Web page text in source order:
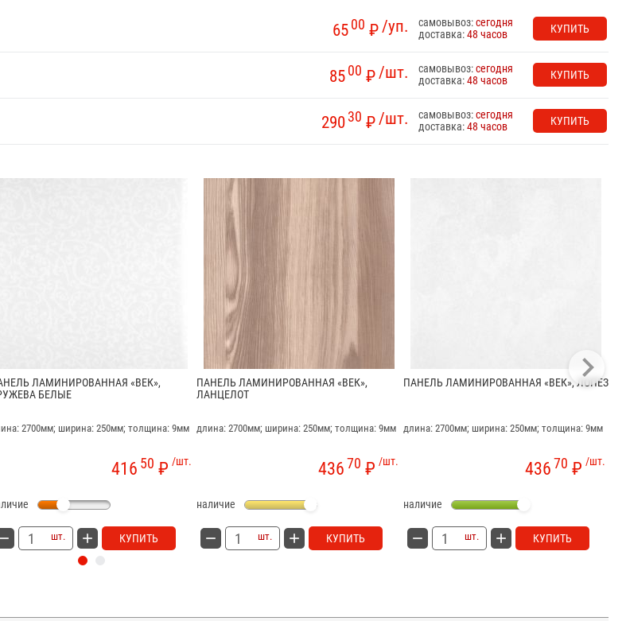
/уп.
65 00 ₽ самовывоз:сегодня
доставка:48 часов КУПИТЬ
/шт.
85 00 ₽ самовывоз:сегодня
доставка:48 часов КУПИТЬ
/шт.
290 30 ₽ самовывоз:сегодня
доставка:48 часов КУПИТЬ
ЛАМИНИРОВАННАЯ «ВЕК»,
БЕЛЫЕ
2700мм; ширина: 250мм; толщина: 9мм
/шт.
416 50 ₽
шт. КУПИТЬ
ПАНЕЛЬ ЛАМИНИРОВАННАЯ «ВЕК»,
ЛАНЦЕЛОТ
длина: 2700мм; ширина: 250мм; толщина: 9мм
/шт.
43670 ₽
наличие
шт. КУПИТЬ
ПАНЕЛЬ ЛАМИНИРОВАННАЯ «ВЕК», ЛОПЕЗ
длина: 2700мм; ширина: 250мм; толщина: 9мм
/шт.
43670 ₽
наличие
шт. КУПИТЬ